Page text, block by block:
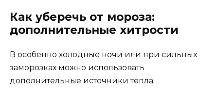
Как уберечь от мороза:
дополнительные хитрости
В особенно холодные ночи или при сильных
заморозках можно использовать
дополнительные источники тепла: